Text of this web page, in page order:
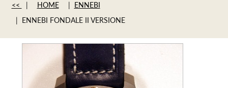
<< | HOME | ENNEBI
| ENNEBI FONDALE II VERSIONE